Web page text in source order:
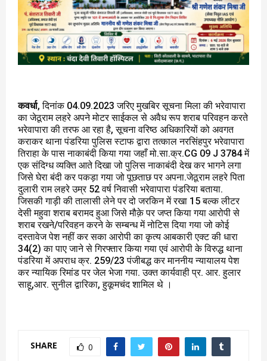
कवर्धा, दिनांक 04.09.2023 जरिए मुखबिर सूचना मिला की भरेवापारा
का जेठूराम लहरे अपने मोटर साईकल से अवैध रूप शराब परिवहन करते
भरेवापारा की तरफ आ रहा है, सूचना वरिष्ठ अधिकारियों को अवगत
कराकर थाना पंडरिया पुलिस स्टाफ द्वारा तत्काल नरसिंहपुर भरेवापारा
तिराहा के पास नाकाबंदी किया गया जहाँ मो.सा.क्र.CG 09 J 3784 में
एक संदिग्ध व्यक्ति आते दिखा जो पुलिस नाकाबंदी देख कर भागने लगा
जिसे घेरा बंदी कर पकड़ा गया जो पूछताछ पर अपना.जेठूराम लहरे पिता
दुलारी राम लहरे उम्र 52 वर्ष निवासी भरेवापारा पंडरिया बताया.
जिसकी गाड़ी की तालासी लेने पर दो जरकिन में रखा 15 बल्क लीटर
देसी महुवा शराब बरामद हुआ जिसे मौक़े पर जप्त किया गया आरोपी से
शराब रखने/परिवहन करने के सम्बन्ध में नोटिस दिया गया जो कोई
दस्तावेज पेश नहीं कर सका आरोपी का कृत्य आबकारी एक्ट की धारा
34(2) का पाए जाने से गिरफ्तार किया गया एवं आरोपी के विरुद्ध थाना
पंडरिया में अपराध क्र. 259/23 पंजीबद्ध कर माननीय न्यायालय पेश
कर न्यायिक रिमांड पर जेल भेजा गया. उक्त कार्यवाही प्र. आर. हुलार
साहू,आर. सुनील द्वारिका, हुकूमचंद शामिल थे ।
SHARE 0